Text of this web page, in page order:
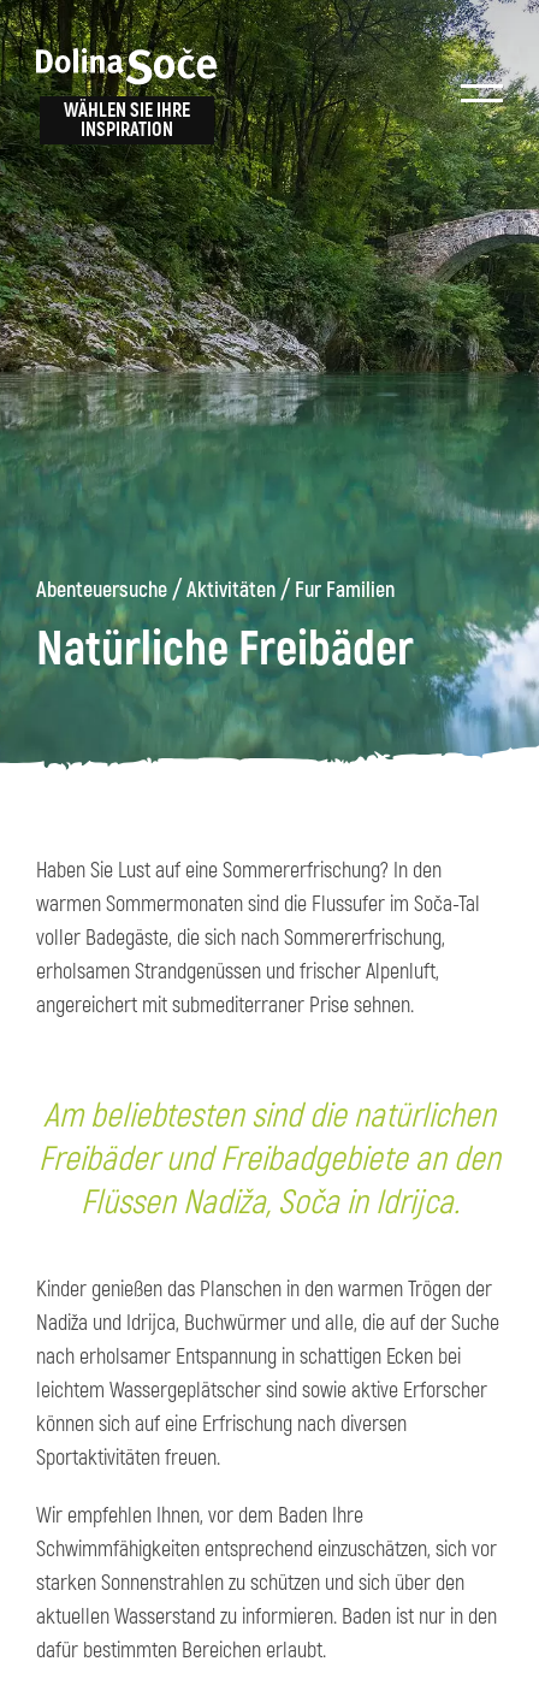
WÄHLEN SIE IHRE
INSPIRATION
Abenteuersuche/Aktivitäten/Fur Familien
Natürliche Freibäder
Inspiration
finden
Finden Sie Aktivitäten, Attraktionen und
Unterhaltungsmöglichkeiten im Soča-Tal
oder wählen Sie aus unseren Reisetipps.
Suche...
Kanin Wanderwege
Museum
von
Kobarid
Wählen Sie ein
Erlebnis
TOLMINER KLAMMEN JAVORCA
RIVER PASS JULIANA TRAIL
Haben Sie Lust auf eine Sommererfrischung? In den
warmen Sommermonaten sind die Flussufer im Soča-Tal
voller Badegäste, die sich nach Sommererfrischung,
erholsamen Strandgenüssen und frischer Alpenluft,
angereichert mit submediterraner Prise sehnen.
Am beliebtesten sind die natürlichen
Freibäder und Freibadgebiete an den
Flüssen Nadiža, Soča in Idrijca.
Kinder genießen das Planschen in den warmen Trögen der
Nadiža und Idrijca, Buchwürmer und alle, die auf der Suche
nach erholsamer Entspannung in schattigen Ecken bei
leichtem Wassergeplätscher sind sowie aktive Erforscher
können sich auf eine Erfrischung nach diversen
Sportaktivitäten freuen.
Wir empfehlen Ihnen, vor dem Baden Ihre
Schwimmfähigkeiten entsprechend einzuschätzen, sich vor
starken Sonnenstrahlen zu schützen und sich über den
aktuellen Wasserstand zu informieren. Baden ist nur in den
dafür bestimmten Bereichen erlaubt.